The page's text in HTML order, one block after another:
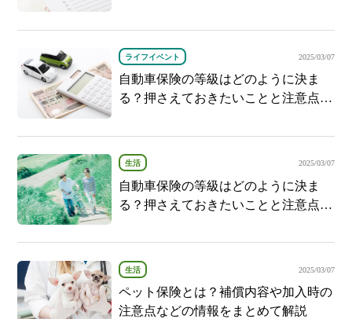
ライフイベント 2025/03/07
自動車保険の等級はどのように決ま
る？押さえておきたいことと注意点を
生活 2025/03/07
自動車保険の等級はどのように決ま
る？押さえておきたいことと注意点を
生活 2025/03/07
ペット保険とは？補償内容や加入時の
注意点などの情報をまとめて解説